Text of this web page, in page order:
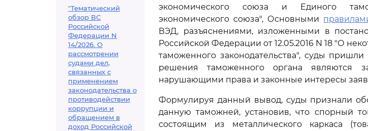
"Тематический
обзор ВС
Российской
Федерации N
14/2026. О
рассмотрении
судами дел,
связанных с
применением
законодательства о
противодействии
коррупции и
обращением в
доход Российской
экономического союза и Единого
экономического союза", Основными
ВЭД, разъяснениями, изложенными в
Российской Федерации от 12.05.2016 N 18 "О
таможенного законодательства", суды
решения таможенного органа являются
нарушающими права и законные интересы
Формулируя данный вывод, суды признали
данную таможней, установив, что спорный
состоящим из металлического каркаса